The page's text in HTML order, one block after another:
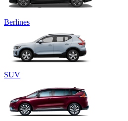
Berlines
SUV